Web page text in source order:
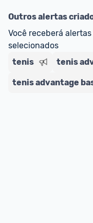
ou MercadoLíder
E lembre-se: você
comunidade para
nossos Admins
Outros alertas
Você receberá
selecionados
tenis
tenis
tenis advantage